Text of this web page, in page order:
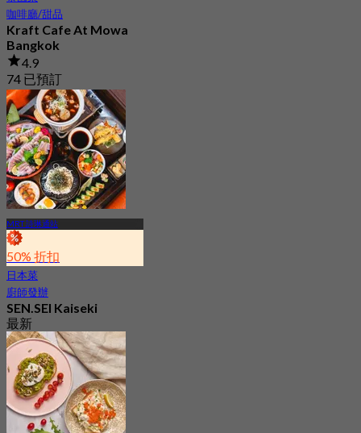
咖啡廳/甜品
Kraft Cafe At Mowa
Bangkok
4.9
74 已預訂
起 ฿ 550
MRT 詩琳通站
50% 折扣
日本菜
廚師發辦
SEN.SEI Kaiseki
最新
4.9
起 ฿ 2,295